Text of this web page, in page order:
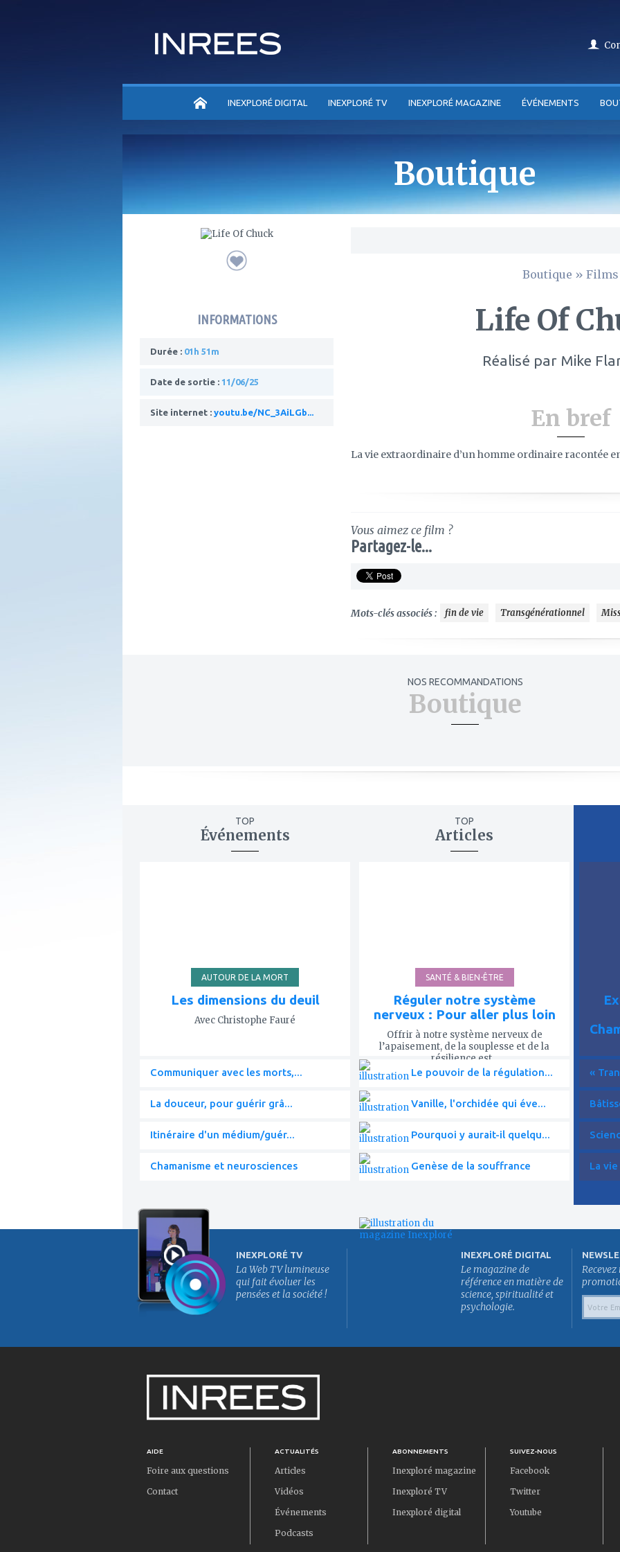
ACCUEILINEXPLORÉ DIGITAL INEXPLORÉ TV INEXPLORÉ MAGAZINE ÉVÉNEMENTS
Boutique
INFORMATIONS
Durée : 01h 51m
Date de sortie : 11/06/25
Site internet : youtu.be/NC_3AiLGb...
Boutique » Films
Life Of
Réalisé par Mike
En bref
La vie extraordinaire d’un homme ordinaire racontée
Vous aimez ce film ?
Partagez-le...
Mots-clés associés : fin de vie Transgénérationnel
NOS RECOMMANDATIONS
Boutique
TOP
Événements
AUTOUR DE LA MORT
Les dimensions du deuil
Avec Christophe Fauré
Communiquer avec les morts,...
La douceur, pour guérir grâ...
Itinéraire d'un médium/guér...
Chamanisme et neurosciences
TOP
Articles
SANTÉ & BIEN-ÊTRE
Réguler notre système
nerveux : Pour aller plus loin
Offrir à notre système nerveux de
l’apaisement, de la souplesse et de la
résilience est...
Le pouvoir de la régulation...
Vanille, l'orchidée qui éve...
Pourquoi y aurait-il quelqu...
Genèse de la souffrance
«
La
INEXPLORÉ TV
La Web TV lumineuse
qui fait évoluer les
pensées et la société !
INEXPLORÉ DIGITAL
Le magazine de
référence en matière de
science, spiritualité et
psychologie.
AIDE
Foire aux questions
Contact
ACTUALITÉS
Articles
Vidéos
Événements
Podcasts
ABONNEMENTS
Inexploré magazine
Inexploré TV
Inexploré digital
SUIVEZ-NOUS
Facebook
Twitter
Youtube